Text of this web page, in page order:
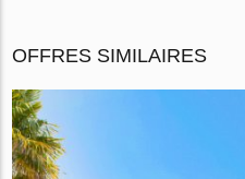
OFFRES SIMILAIRES